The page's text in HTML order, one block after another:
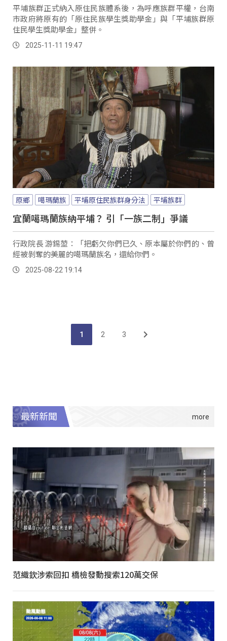
平埔族群正式納入原住民族體系後，為呼應族群平權，台南
市政府將原有的「原住民族學生獎助學金」與「平埔族群原
住民學生獎助學金」整併。
2025-11-11 19:47
原鄉 噶瑪蘭族 平埔原住民族群身分法 平埔族群
宜蘭噶瑪蘭族納平埔？ 引「一族二制」爭議
行政院長 游錫堃：「把虧欠你們已久、原本屬於你們的、曾
經被剝奪的美麗的噶瑪蘭族名，還給你們。
2025-08-22 19:14
1 2 3
最新新聞
范織欽涉索回扣 橋檢發動搜索120萬交保